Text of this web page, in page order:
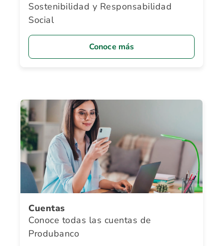
Sostenibilidad y Responsabilidad
Social
Conoce más
Cuentas
Conoce todas las cuentas de
Produbanco